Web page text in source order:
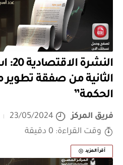
النشرة
الثانية من صفقة تطوير
الحكمة”
فريق المركز
23/05/2024
وقت القراءة: 0 دقيقة
أقرأ المزيد